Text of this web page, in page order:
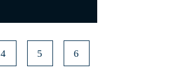
4 5 6